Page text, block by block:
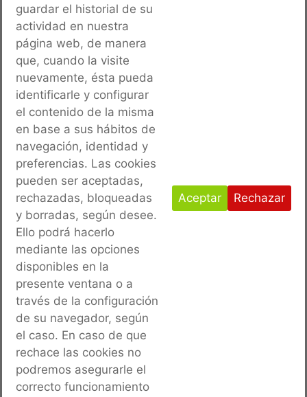
OBRA: REPARACIÓN SUELO AUTOMÓVILES (BASE
AÉREA DE ALBACETE)
PROMOTOR:MINISTERIO DE DEFENSA. BASE AÉREA
DE ALBACETE
AÑO:2019
ANTERIOR
INSTALACIÓN DE MARQUESINAS (MAESTRANZA ALBACETE
guardar el historial de su
actividad en nuestra
página web, de manera
que, cuando la visite
nuevamente, ésta pueda
identificarle y configurar
el contenido de la misma
en base a sus hábitos de
navegación, identidad y
preferencias. Las cookies
pueden ser aceptadas,
rechazadas, bloqueadas
y borradas, según desee.
Ello podrá hacerlo
mediante las opciones
disponibles en la
presente ventana o a
través de la configuración
de su navegador, según
el caso. En caso de que
rechace las cookies no
podremos asegurarle el
correcto funcionamiento
Aceptar Rechazar